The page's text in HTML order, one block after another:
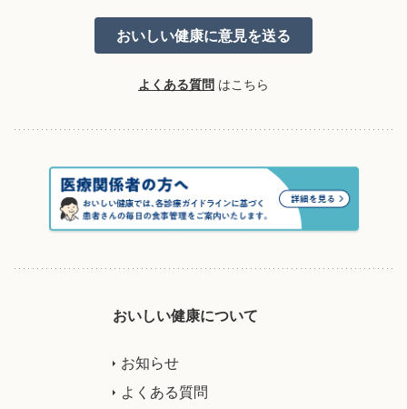
よくある質問 はこちら
おいしい健康について
お知らせ
よくある質問